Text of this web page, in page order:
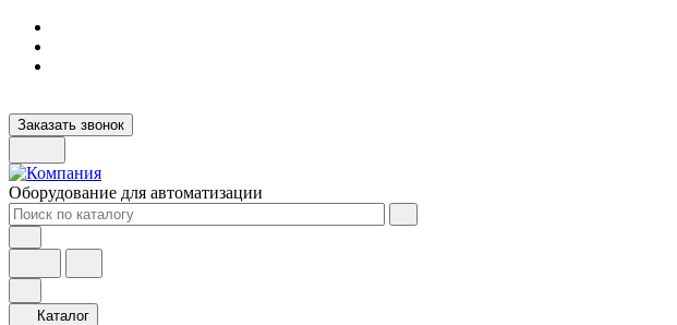
Заказать звонок
Оборудование для автоматизации
Каталог